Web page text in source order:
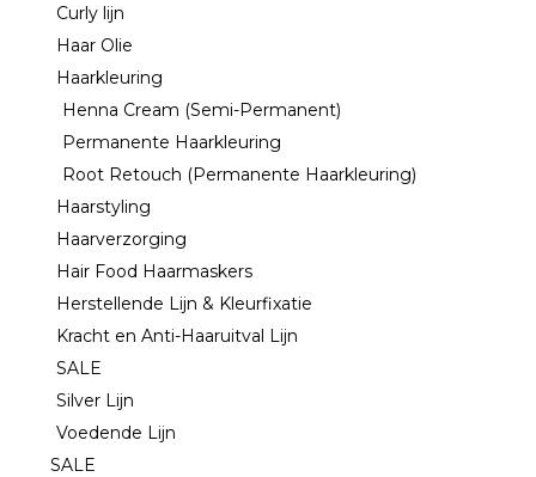
Curly lijn
Haar Olie
Haarkleuring
Henna Cream (Semi-Permanent)
Permanente Haarkleuring
Root Retouch (Permanente Haarkleuring)
Haarstyling
Haarverzorging
Hair Food Haarmaskers
Herstellende Lijn & Kleurfixatie
Kracht en Anti-Haaruitval Lijn
SALE
Silver Lijn
Voedende Lijn
SALE